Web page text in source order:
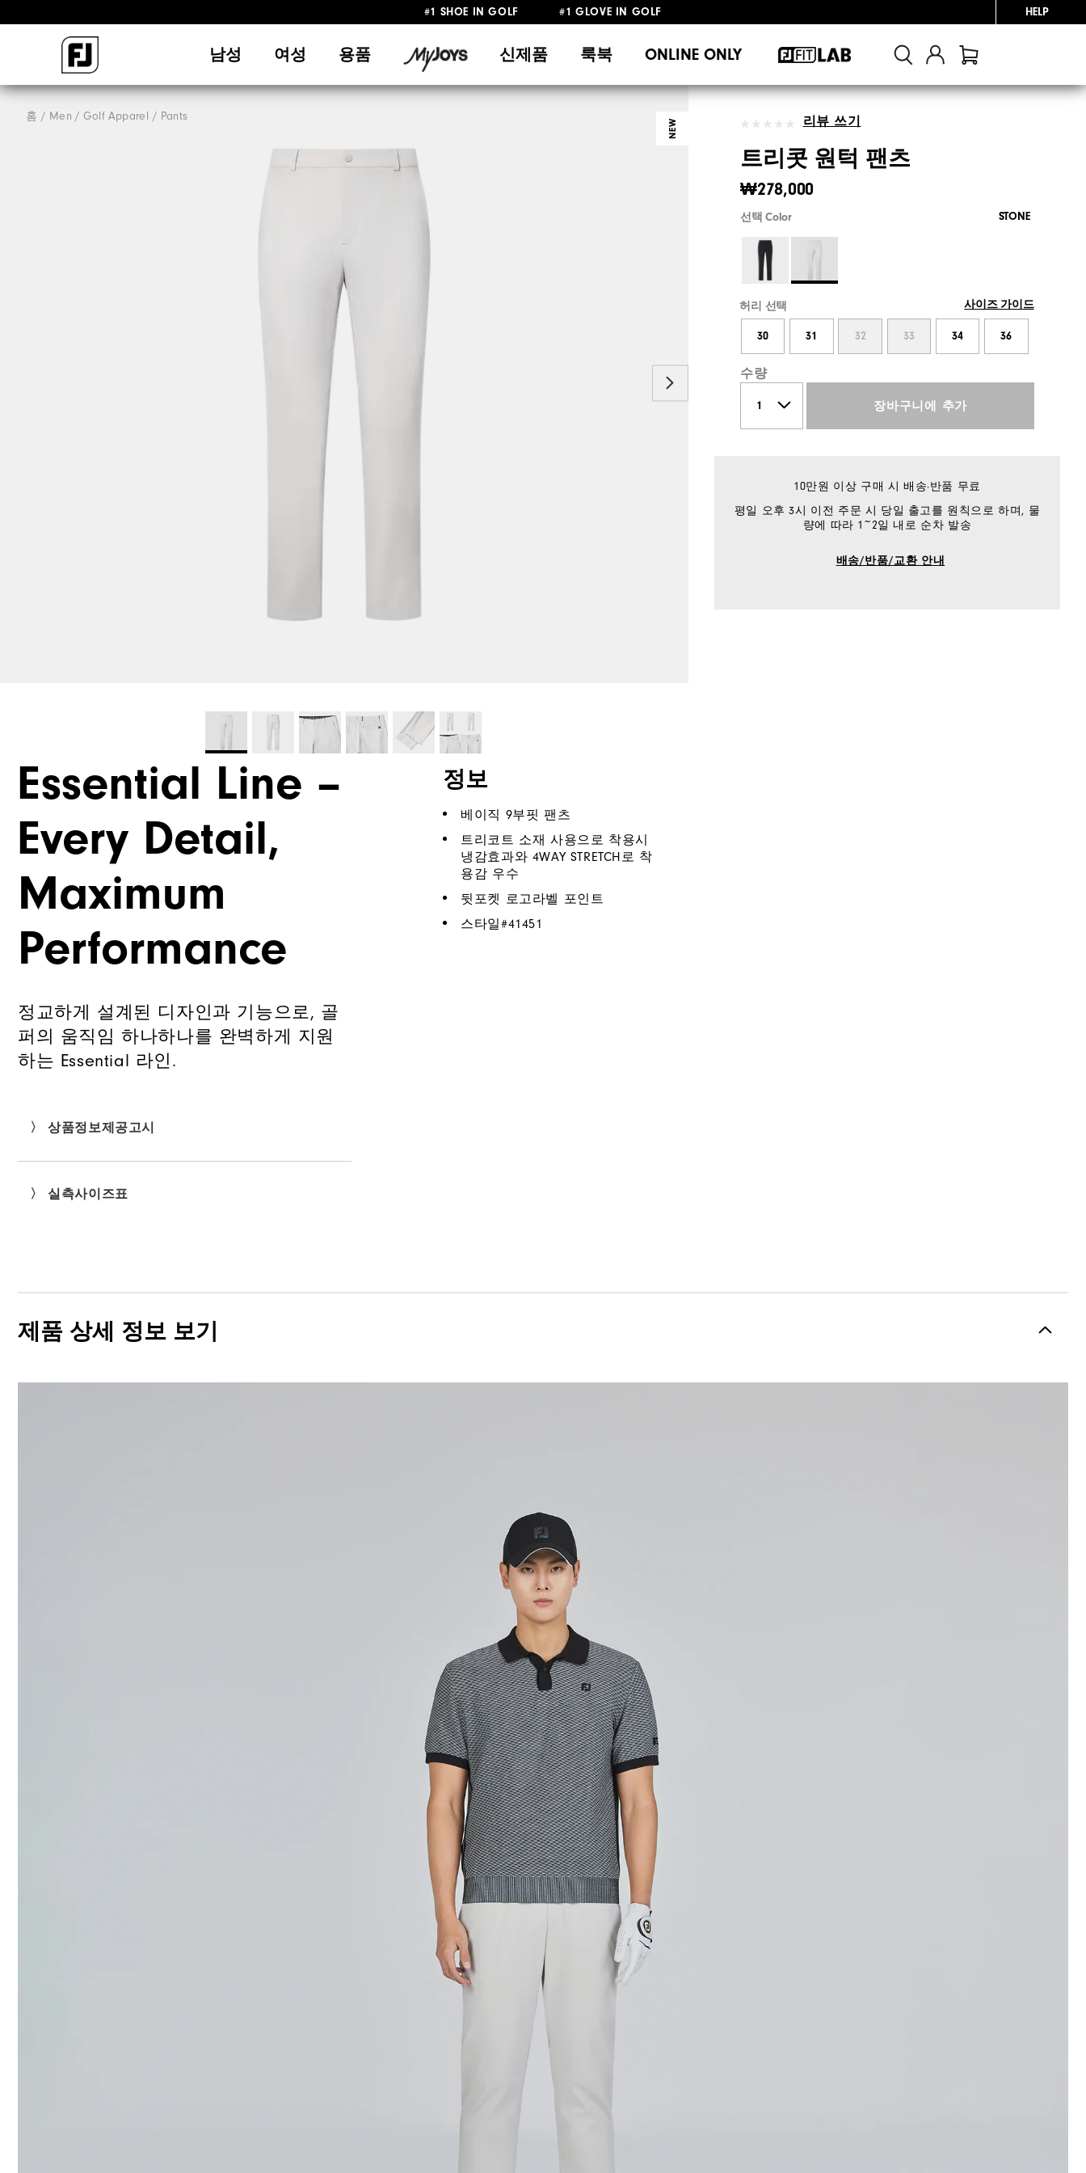
#1 SHOE IN GOLF #1 GLOVE IN GOLF HELP
남성 여성 용품 신제품 룩북 ONLINE ONLY
홈 Men Golf Apparel Pants
NEW 리뷰 쓰기
트리콧 원턱 팬츠
₩278,000
선택 Color STONE
허리 선택 사이즈 가이드
30 31 32 33 34 36
수량
장바구니에 추가
10만원 이상 구매 시 배송·반품 무료
평일 오후 3시 이전 주문 시 당일 출고를 원칙으로 하며, 물
량에 따라 1~2일 내로 순차 발송
배송/반품/교환 안내
Essential Line –
Every Detail,
Maximum
Performance
정교하게 설계된 디자인과 기능으로, 골
퍼의 움직임 하나하나를 완벽하게 지원
하는 Essential 라인.
〉 상품정보제공고시
〉 실측사이즈표
정보
베이직 9부핏 팬츠
트리코트 소재 사용으로 착용시
냉감효과와 4WAY STRETCH로 착
용감 우수
뒷포켓 로고라벨 포인트
스타일#41451
제품 상세 정보 보기